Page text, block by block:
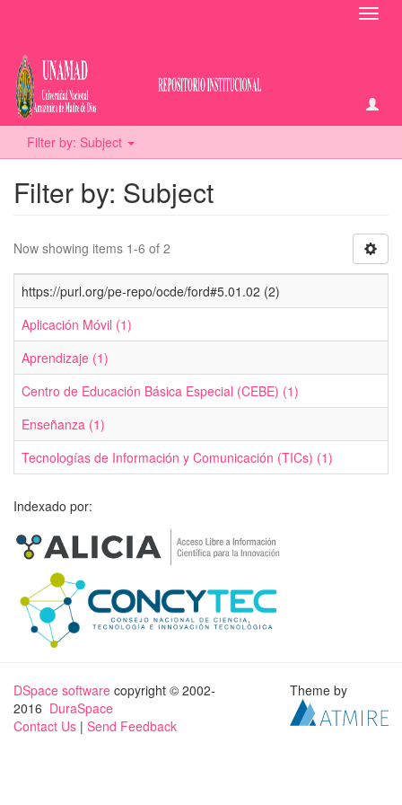
Filter by: Subject
Filter by: Subject
Now showing items 1-6 of 2
https://purl.org/pe-repo/ocde/ford#5.01.02 (2)
Aplicación Móvil (1)
Aprendizaje (1)
Centro de Educación Básica Especial (CEBE) (1)
Enseñanza (1)
Tecnologías de Información y Comunicación (TICs) (1)
Indexado por:
DSpace software copyright © 2002-
2016 DuraSpace
Contact Us | Send Feedback
Theme by